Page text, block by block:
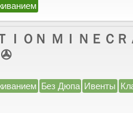
ＩＯＮ ＭＩＮＥＣ
✇
Без Дюпа Ивенты